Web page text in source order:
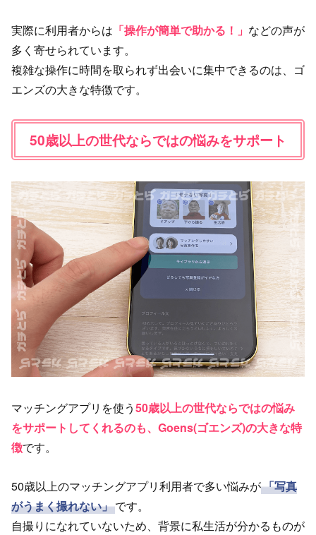
実際に利用者からは 「操作が簡単で助かる！」 などの声が
多く寄せられています。
複雑な操作に時間を取られず出会いに集中できるのは、ゴ
エンズの大きな特徴です。
50歳以上の世代ならではの悩みをサポート
マッチングアプリを使う50歳以上の世代ならではの悩み
をサポートしてくれるのも、Goens(ゴエンズ)の大きな特
徴です。
50歳以上のマッチングアプリ利用者で多い悩みが「写真
がうまく撮れない」です。
自撮りになれていないため、背景に私生活が分かるものが